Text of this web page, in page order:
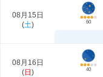
08月15日
(土) 60
08月16日
(日 ) 40